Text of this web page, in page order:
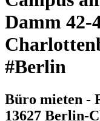
Damm 42-
#Berlin
Büro mieten -
13627 Berlin-